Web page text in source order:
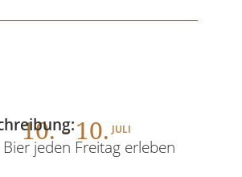
10. - 10. JULI
jeden Freitag erleben